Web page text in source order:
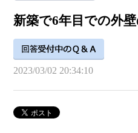
新築で6年目での外
2023/03/02 20:34:10